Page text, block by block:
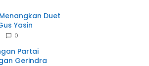
Duet
Yasin
0
Partai
Gerindra